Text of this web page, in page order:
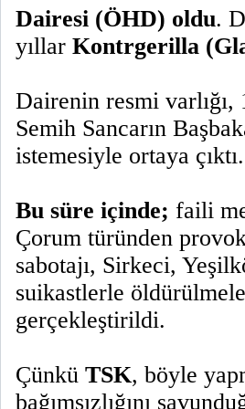
Dairesi (ÖHD) oldu.
yıllar Kontrgerilla
Dairenin resmi
Semih Sancarın
istemesiyle ortaya çıktı.
Bu süre içinde; faili
Çorum türünden
sabotajı, Sirkeci,
suikastlerle
gerçekleştirildi.
Çünkü TSK, böyle
bağımsızlığını